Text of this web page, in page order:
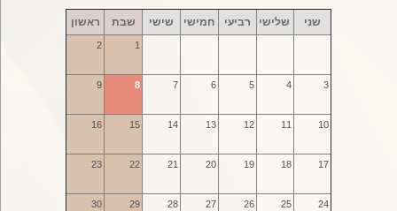
שני שלישי רביעי חמישי שישי שבת ראשון
1
2
3
4
5
6
7
8
9
10
11
12
13
14
15
16
17
18
19
20
21
22
23
24
25
26
27
28
29
30